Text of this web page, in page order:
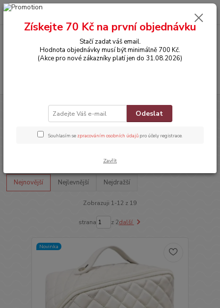
0,00 Kč
DOPLŇKY Batůžky, Kabelky, Sáčky, Tašky Tašky
Tašky
Nejnovější Nejlevnější Nejdražší
Zobrazuji 1-12 z 19
strana z 2další
Novinka
Získejte 70 Kč na první objednávku
Stačí zadat váš email.
Hodnota objednávky musí být minimálně 700 Kč.
(Akce pro nové zákazníky platí jen do 31.08.2026)
Odeslat
Souhlasím se zpracováním osobních údajů pro účely registrace.
Zavřít